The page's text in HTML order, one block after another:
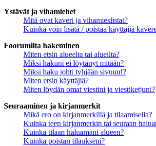
Ystävät ja vihamiehet
Mitä ovat kaveri ja vihamieslistat?
Kuinka voin lisätä / poistaa käyttäjiä
Foorumilta hakeminen
Miten etsin alueelta tai alueilta?
Miksi hakuni ei löytänyt mitään?
Miksi haku johti tyhjään sivuun!?
Miten etsin käyttäjiä?
Miten löydän omat viestini ja viestiketjuni?
Seuraaminen ja kirjanmerkit
Mikä ero on kirjanmerkillä ja tilaamisella?
Kuinka teen kirjanmerkin tai seuraan
Kuinka tilaan haluamani alueen?
Kuinka poistan tilaukseni?